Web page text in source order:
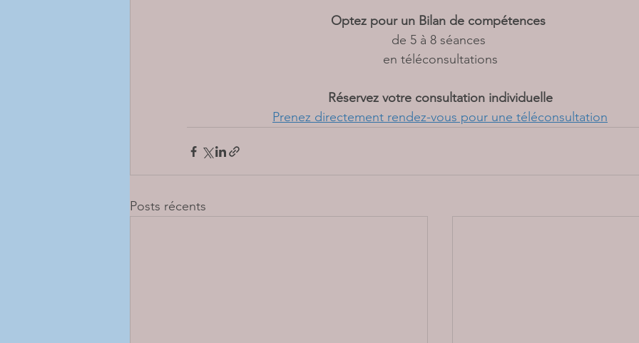
Optez pour un Bilan de compétences
de 5 à 8 séances
en téléconsultations
Réservez votre consultation individuelle
Prenez directement rendez-vous pour une téléconsultation
Posts récents